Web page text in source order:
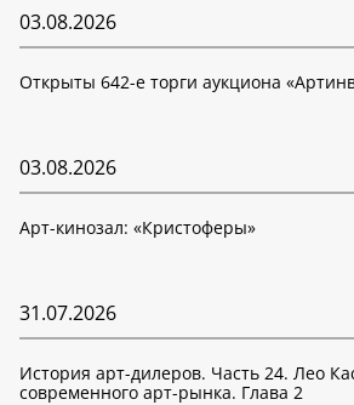
03.08.2026
Открыты 642-е торги аукциона
03.08.2026
Арт-кинозал: «Кристоферы»
31.07.2026
История арт-дилеров. Часть 24. Лео
современного арт-рынка. Глава 2